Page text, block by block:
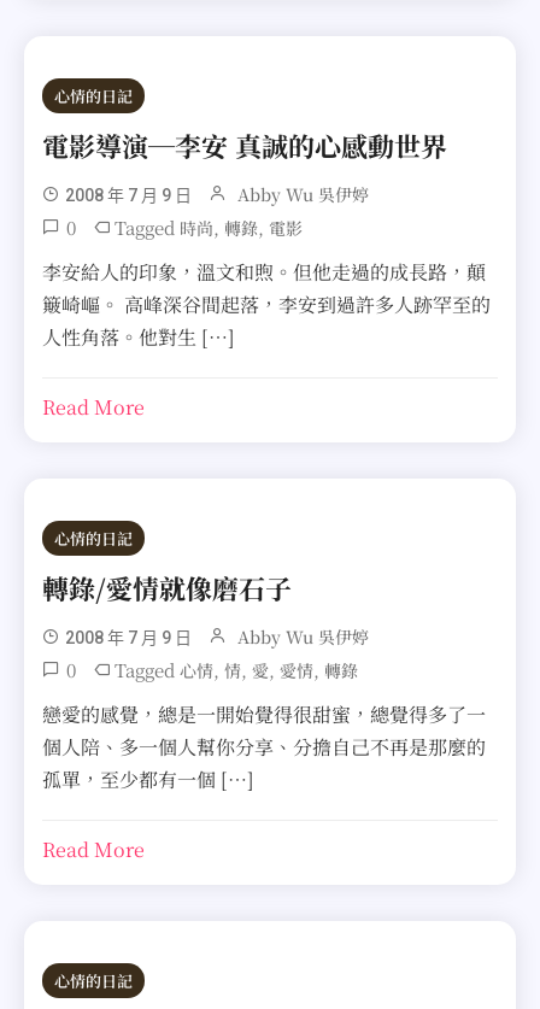
心情的日記
電影導演─李安 真誠的心感動世界
2008 年 7 月 9 日 Abby Wu 吳伊婷
0 Tagged 時尚, 轉錄, 電影
李安給人的印象，溫文和煦。但他走過的成長路，顛
簸崎嶇。 高峰深谷間起落，李安到過許多人跡罕至的
人性角落。他對生 […]
Read More
心情的日記
轉錄/愛情就像磨石子
2008 年 7 月 9 日 Abby Wu 吳伊婷
0 Tagged心情,情,愛,愛情, 轉錄
戀愛的感覺，總是一開始覺得很甜蜜，總覺得多了一
個人陪、多一個人幫你分享、分擔自己不再是那麼的
孤單，至少都有一個 […]
Read More
心情的日記